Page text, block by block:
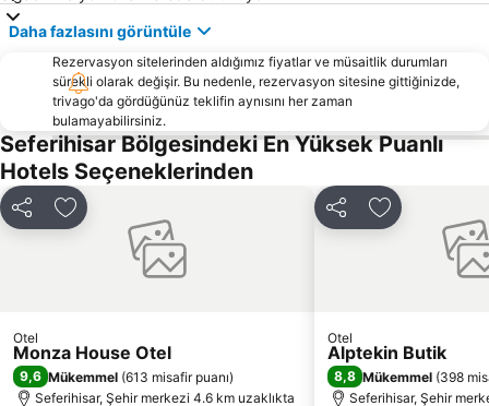
İzmir Fuar Merkezi
Akarca Plajı
Büyük Akkum Plajı
Karabağlar
Alaçatı Ot Festivali
Ayayorgi Plajı
İzmir Otobüs Terminali
Port Alaçatı Marina
Basmane Tren Garı
Karşıyaka İskelesi
Kemeraltı
Gümüldür Halk Plajı
Çukuraltı Halk Plajı
Ege Üniversitesi Tıp Fakültesi
Fahrettin Altay Metro İstasyonu
Çeşme Kalesi
Göztepe İskelesi
Doğanbey Havacılar Sitesi Önü
Göztepe Metro İstasyonu
Daha fazlasını görüntüle
Rezervasyon sitelerinden aldığımız fiyatlar ve müsaitlik durumları
sürekli olarak değişir. Bu nedenle, rezervasyon sitesine gittiğinizde,
trivago'da gördüğünüz teklifin aynısını her zaman
bulamayabilirsiniz.
Seferihisar Bölgesindeki En Yüksek Puanlı
Hotels Seçeneklerinden
Paylaş Favorilerime ekle
Otel
Monza House Otel
9,6 Mükemmel (613 misafir puanı)
Seferihisar, Şehir merkezi 4.6 km uzaklıkta
Paylaş Favorilerime
Otel
Alptekin Butik
8,8 Mükemmel (398
Seferihisar, Şehir